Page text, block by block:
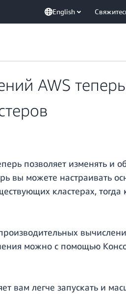
English
AWS
позволяет изменять и
вы можете настраивать
кластерах,
можно с помощью
вам легче запускать и